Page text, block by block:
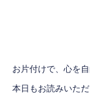
お片付けで、心を自
本日もお読みいた